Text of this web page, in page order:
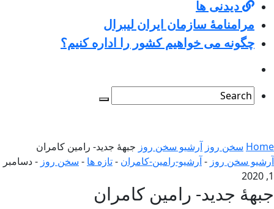
دیدنی ها
مرامنامۀ سازمان ایران لیبرال
چگونه می خواهیم کشور را اداره کنیم؟
Home سخن روز آرشیو سخن روز جبهۀ جدید- رامین کامران
آرشیو سخن روز -آرشیو-رامین-کامران -تازه ها - سخن روز -دسامبر
1, 2020
جبهۀ جدید- رامین کامران